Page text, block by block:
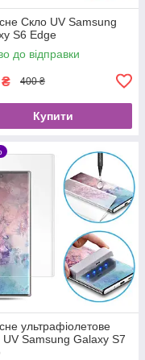
Скло UV Samsung
S6 Edge
до відправки
₴ 400 ₴
Купити
ультрафіолетове
UV Samsung Galaxy S7